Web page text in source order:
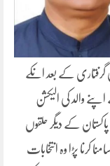
گرفتاری کے بعد انکے
والد کی الیکشن
کے دیگر حلقوں
کرنا پڑا وہ انتخابات